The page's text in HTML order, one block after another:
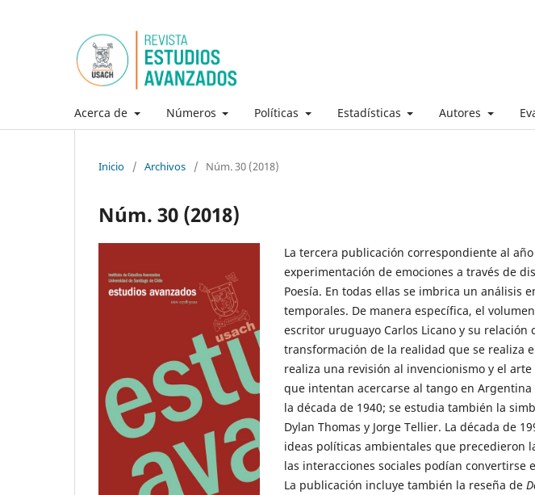
Acerca de Números Políticas Estadísticas Autores
Inicio / Archivos / Núm. 30 (2018)
Núm. 30 (2018)
La tercera publicación correspondiente al
experimentación de emociones a través de
Poesía. En todas ellas se imbrica un análisis
temporales. De manera específica, el
escritor uruguayo Carlos Licano y su relación
transformación de la realidad que se realiza
realiza una revisión al invencionismo y el
que intentan acercarse al tango en
la década de 1940; se estudia también la
Dylan Thomas y Jorge Tellier. La década de
ideas políticas ambientales que precedieron
las interacciones sociales podían convertirse
La publicación incluye también la reseña de